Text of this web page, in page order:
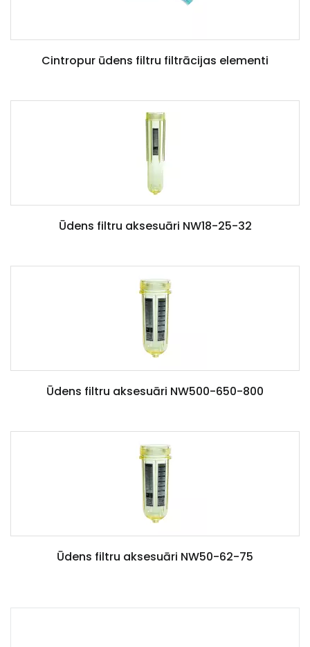
Cintropur ūdens filtru filtrācijas elementi
Ūdens filtru aksesuāri NW18-25-32
Ūdens filtru aksesuāri NW500-650-800
Ūdens filtru aksesuāri NW50-62-75